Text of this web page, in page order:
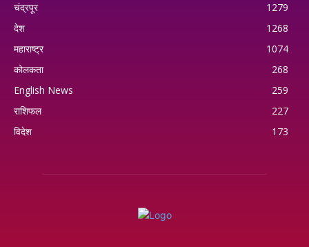
चंद्रपूर
1279
देश
1268
महाराष्ट्र
1074
कोलकता
268
English News
259
राशिफल
227
विदेश
173